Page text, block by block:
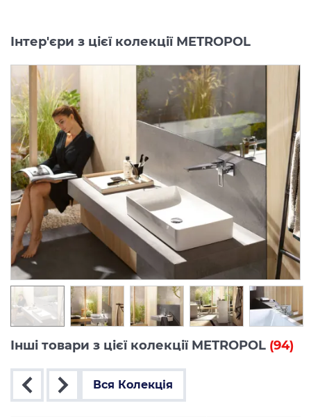
Інтер'єри з цієї колекції METROPOL
Інші товари з цієї колекції METROPOL (94)
Вся Колекція